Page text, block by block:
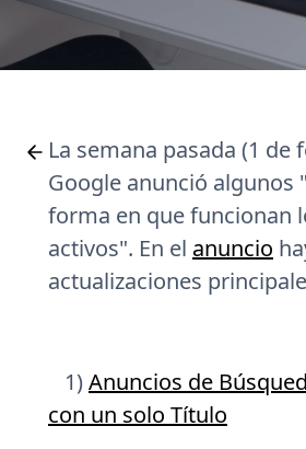
La semana pasada (1 de
Google anunció algunos
forma en que funcionan
activos". En el anuncio
actualizaciones
1)Anuncios de
con un solo Título